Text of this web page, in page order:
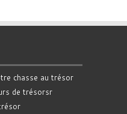
chasse au trésor
de trésorsr